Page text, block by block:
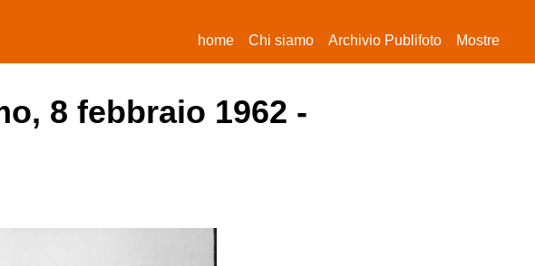
home(current)
Chi siamo Archivio Publifoto Mostre
8 febbraio 1962 -